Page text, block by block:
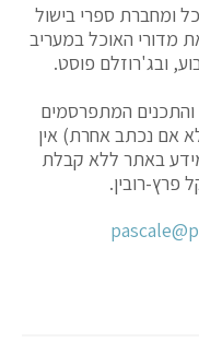
ומחברת ספרי בישול
מדורי האוכל במעריב
ובג'רוזלם פוסט.
והתכנים המתפרסמים
אם נכתב אחרת) אין
באתר ללא קבלת
פרץ-רובין.